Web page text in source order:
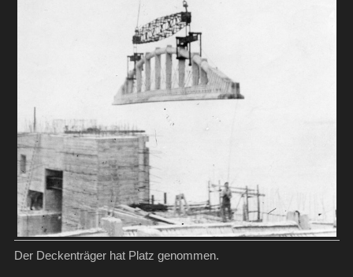
Der Deckenträger hat Platz genommen.